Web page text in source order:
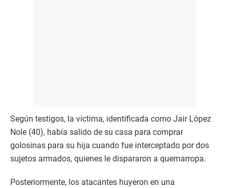
Según testigos, la víctima, identificada como Jair López
Nole (40), había salido de su casa para comprar
golosinas para su hija cuando fue interceptado por dos
sujetos armados, quienes le dispararon a quemarropa.
Posteriormente, los atacantes huyeron en una